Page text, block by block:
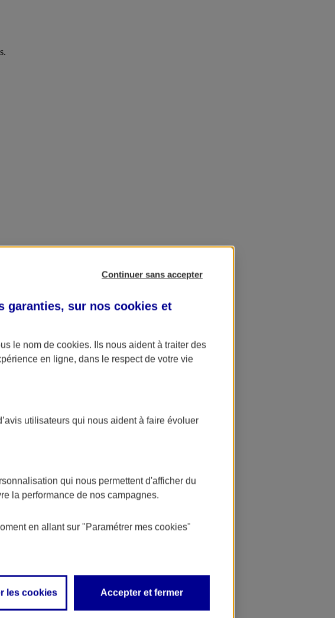
L'application AXA Banque
Continuer sans accepter
garanties, sur nos cookies et
le nom de cookies. Ils nous aident à traiter des
en ligne, dans le respect de votre vie
utilisateurs qui nous aident à faire évoluer
qui nous permettent d'afficher du
la performance de nos campagnes.
en allant sur "Paramétrer mes cookies"
les cookies Accepter et fermer